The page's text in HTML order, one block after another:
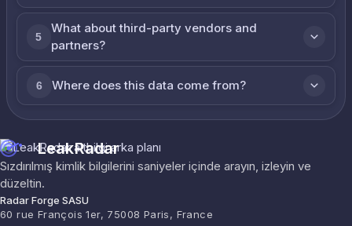
5
What about third-party vendors and
partners?
6 Where does this data come from?
LeakRadar
Sızdırılmış kimlik bilgilerini saniyeler içinde arayın, izleyin ve
düzeltin.
Radar Forge SASU
60 rue François 1er, 75008 Paris, France